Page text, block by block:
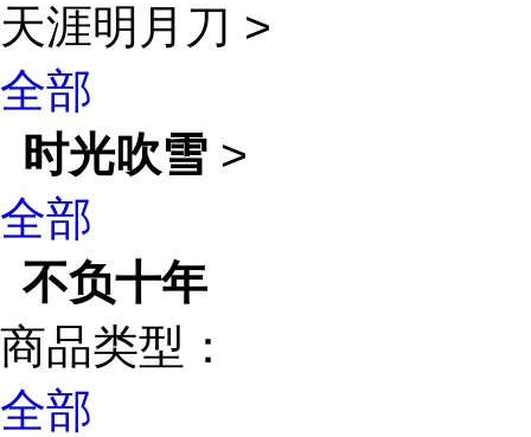
天涯明月刀 >
全部
时光吹雪 >
全部
不负十年
商品类型：
全部